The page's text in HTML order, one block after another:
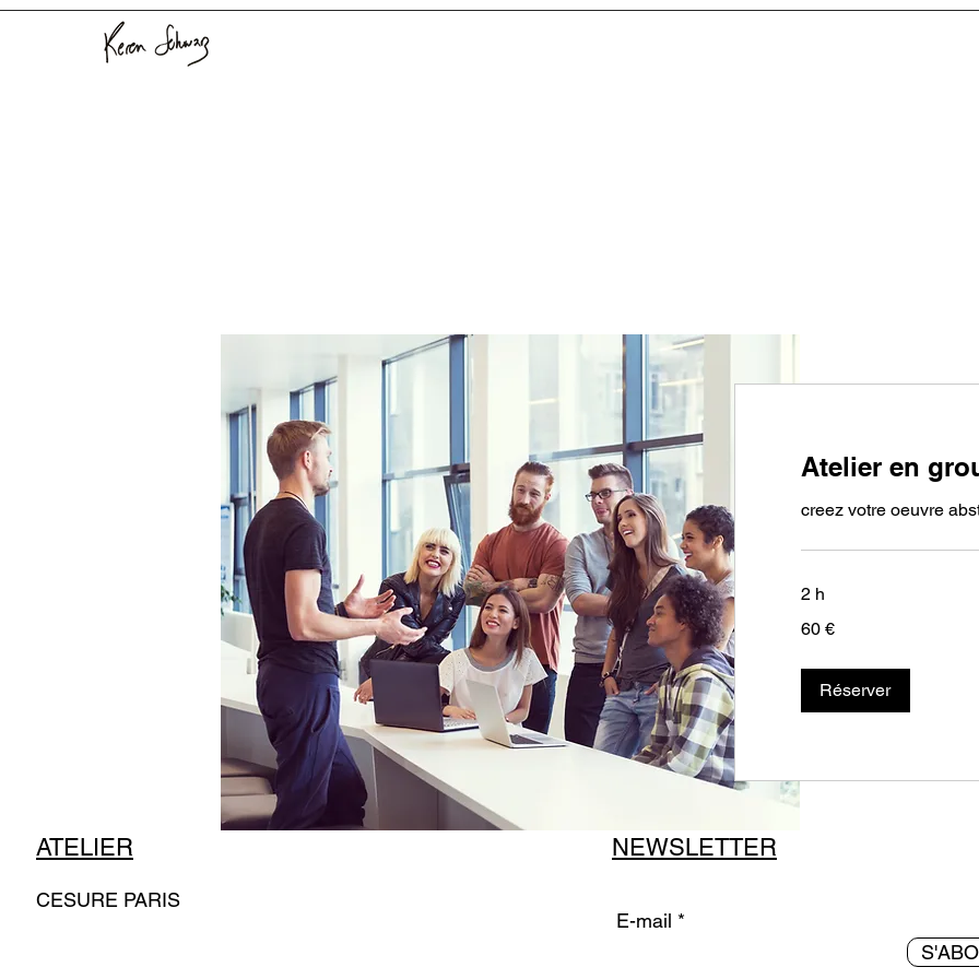
Atelier en
creez votre oeuvre
2 h
euros
60 €
Réserver
ATELIER
CESURE PARIS
NEWSLETTER
E-mail